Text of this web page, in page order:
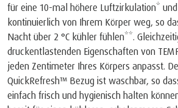
für eine 10-mal höhere Luftzirkulation*
kontinuierlich von Ihrem Körper weg, so
Nacht über 2 °C kühler fühlen**.
druckentlastenden Eigenschaften von
jeden Zentimeter Ihres Körpers anpasst.
QuickRefresh™ Bezug ist waschbar, so
einfach frisch und hygienisch halten